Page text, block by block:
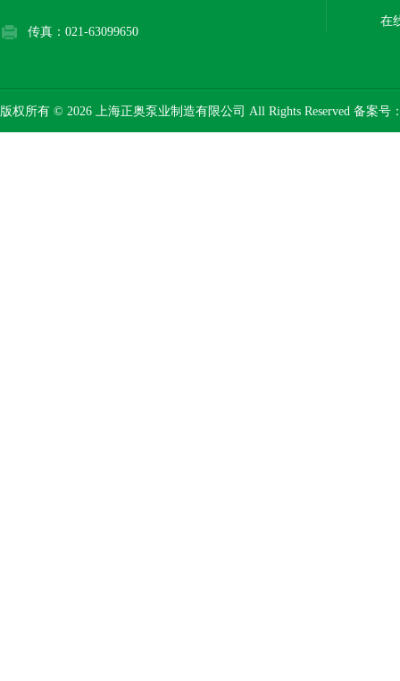
传真：021-63099650
在
版权所有 © 2026 上海正奥泵业制造有限公司 All Rights Reserved 备案号